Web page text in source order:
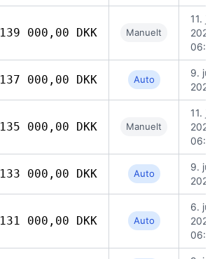
139 000,00 DKK Manuelt
11.
2026,
137 000,00 DKK Auto
9. juni
135 000,00 DKK Manuelt
11.
2026,
133 000,00 DKK Auto
9. juni
131 000,00 DKK Auto
6. juni
2026,